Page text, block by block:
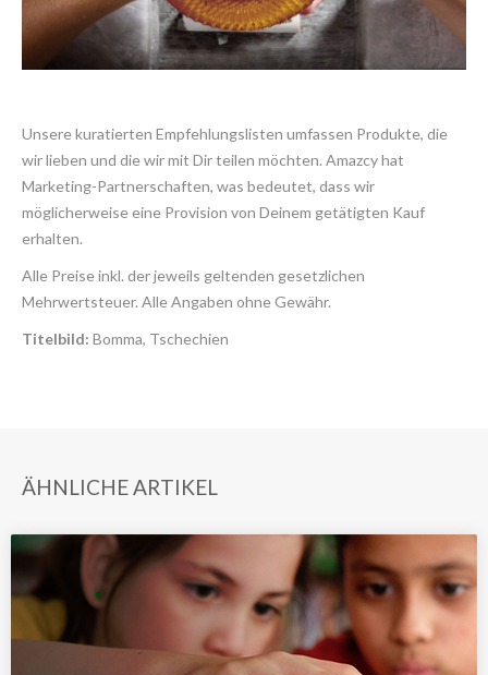
Unsere kuratierten Empfehlungslisten umfassen Produkte, die
wir lieben und die wir mit Dir teilen möchten. Amazcy hat
Marketing-Partnerschaften, was bedeutet, dass wir
möglicherweise eine Provision von Deinem getätigten Kauf
erhalten.
Alle Preise inkl. der jeweils geltenden gesetzlichen
Mehrwertsteuer. Alle Angaben ohne Gewähr.
Titelbild: Bomma, Tschechien
ÄHNLICHE ARTIKEL